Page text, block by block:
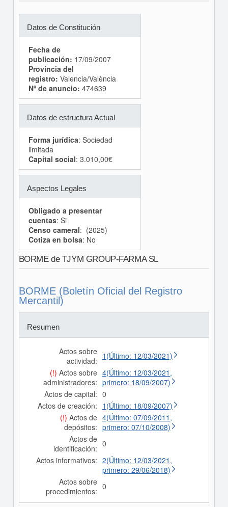
Datos de Constitución
Fecha de
publicación: 17/09/2007
Provincia del
registro: Valencia/València
Nº de anuncio: 474639
Datos de estructura Actual
Forma jurídica: Sociedad
limitada
Capital social: 3.010,00€
Aspectos Legales
Obligado a presentar
cuentas: Si
Censo cameral: (2025)
Cotiza en bolsa: No
BORME de TJYM GROUP-FARMA SL
BORME (Boletín Oficial del Registro
Mercantil)
Resumen
Actos sobre
actividad: 1(Último: 12/03/2021)
(!) Actos sobre
administradores:
4(Último: 12/03/2021,
primero: 18/09/2007)
Actos de capital: 0
Actos de creación: 1(Último: 18/09/2007)
(!) Actos de
depósitos:
4(Último: 07/09/2011,
primero: 07/10/2008)
Actos de
identificación: 0
Actos informativos: 2(Último: 12/03/2021,
primero: 29/06/2018)
Actos sobre
procedimientos: 0